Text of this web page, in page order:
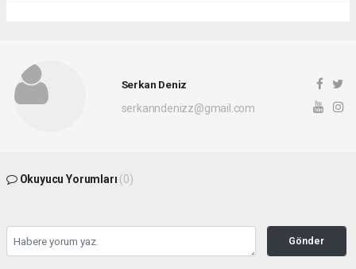
Serkan Deniz
serkanndenizz@gmail.com
Okuyucu Yorumları (0)
Gönder